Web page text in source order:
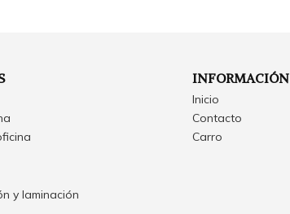
y laminación
INFORMACIÓN
Inicio
Contacto
Carro